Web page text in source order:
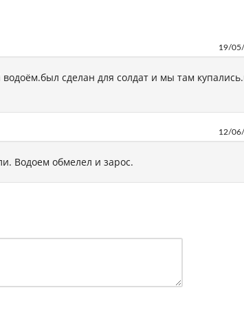
19/
сделан для солдат и мы там
12/
Водоем обмелел и зарос.